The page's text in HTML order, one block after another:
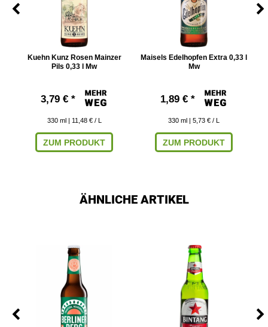
Kuehn Kunz Rosen Mainzer
Pils 0,33 l Mw
3,79 € *
330 ml | 11,48 € / L
ZUM PRODUKT
Maisels Edelhopfen Extra 0,33 l
Mw
1,89 € *
330 ml | 5,73 € / L
ZUM PRODUKT
ÄHNLICHE ARTIKEL